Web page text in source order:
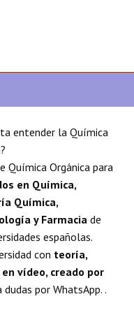
entender la Química
Química Orgánica para
en Química,
Química,
y Farmaciade
españolas.
con teoría,
vídeo, creado por
por WhatsApp. .